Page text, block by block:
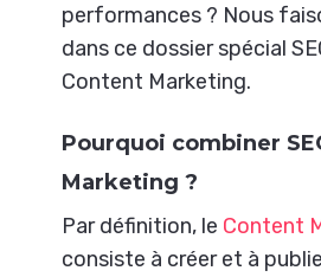
performances ? Nous
dans ce dossier spécial
Content Marketing.
Pourquoi combiner
Marketing ?
Par définition, le Content
consiste à créer et à